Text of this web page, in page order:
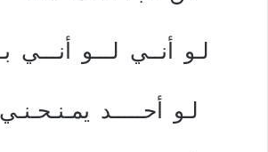
لـو أنــي لـــو أنـــي
لـو أحـــــد